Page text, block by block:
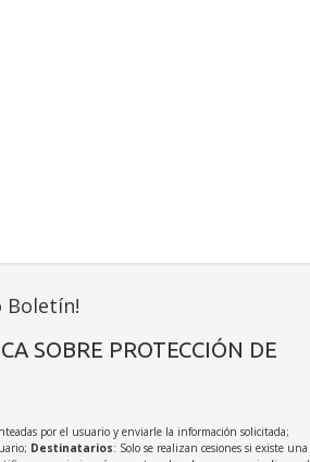
Boletín!
SOBRE PROTECCIÓN DE
por el usuario y enviarle la información solicitada;
Destinatarios: Solo se realizan cesiones si existe una